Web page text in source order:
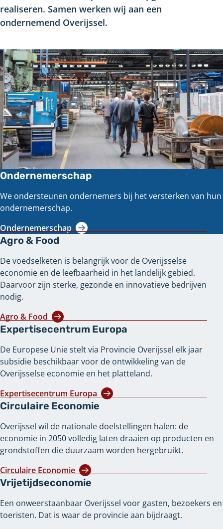
realiseren. Samen werken wij aan een
ondernemend Overijssel.
Ondernemerschap
We ondersteunen ondernemers bij het versterken van hun
ondernemerschap.
Ondernemerschap
Agro & Food
De voedselketen is belangrijk voor de Overijsselse
economie en de leefbaarheid in het landelijk gebied.
Daarvoor zijn sterke, gezonde en innovatieve bedrijven
nodig.
Agro & Food
Expertisecentrum Europa
De Europese Unie stelt via Provincie Overijssel elk jaar
subsidie beschikbaar voor de ontwikkeling van de
Overijsselse economie en het platteland.
Expertisecentrum Europa
Circulaire Economie
Overijssel wil de nationale doelstellingen halen: de
economie in 2050 volledig laten draaien op producten en
grondstoffen die duurzaam worden hergebruikt.
Circulaire Economie
Vrijetijdseconomie
Een onweerstaanbaar Overijssel voor gasten, bezoekers en
toeristen. Dat is waar de provincie aan bijdraagt.